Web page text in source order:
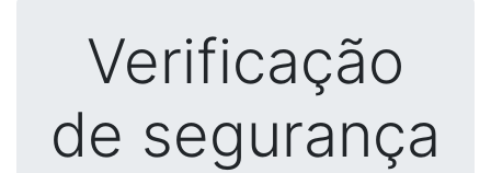
Verificação
de segurança